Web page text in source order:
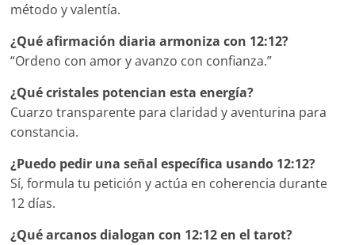
método y valentía.
¿Qué afirmación diaria armoniza con 12:12?
“Ordeno con amor y avanzo con confianza.”
¿Qué cristales potencian esta energía?
Cuarzo transparente para claridad y aventurina para
constancia.
¿Puedo pedir una señal específica usando 12:12?
Sí, formula tu petición y actúa en coherencia durante
12 días.
¿Qué arcanos dialogan con 12:12 en el tarot?